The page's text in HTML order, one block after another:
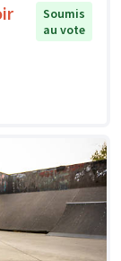
Soumis
au vote